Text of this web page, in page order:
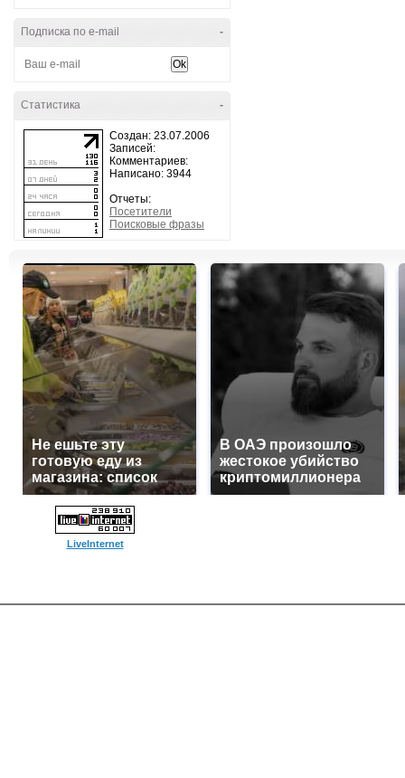
-
Подписка по e-mail
-
Статистика
Создан: 23.07.2006
Записей:
Комментариев:
Написано: 3944
Отчеты:
Посетители
Поисковые фразы
Не ешьте эту
готовую еду из
магазина: список
В ОАЭ произошло
жестокое убийство
криптомиллионера
LiveInternet